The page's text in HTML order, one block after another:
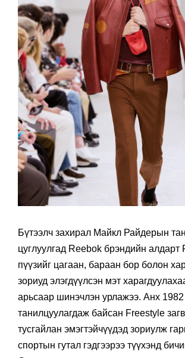
Бүтээлч захирал Майкл Райдерын
цуглуулгад Reebok брэндийн алдарт
пүүзийг цагаан, бараан бор болон
зориуд элэгдүүлсэн мэт
арьсаар шинэчлэн урлажээ. Анх
танилцуулагдаж байсан Freestyle
тусгайлан эмэгтэйчүүдэд зориулж
спортын гутал гэдгээрээ түүхэнд